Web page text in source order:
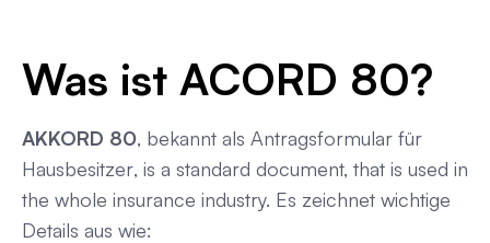
Häufig gestellte Fragen zu ACORD 80
Was ist ACORD 80?
AKKORD 80, bekannt als Antragsformular für
Hausbesitzer, is a standard document, that is used in
the whole insurance industry. Es zeichnet wichtige
Details aus wie: